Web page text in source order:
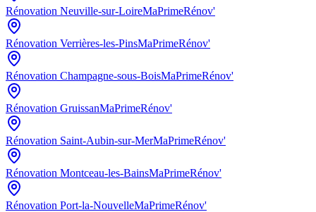
Rénovation Neuville-sur-LoireMaPrimeRénov'
Rénovation Verrières-les-PinsMaPrimeRénov'
Rénovation Champagne-sous-BoisMaPrimeRénov'
Rénovation GruissanMaPrimeRénov'
Rénovation Saint-Aubin-sur-MerMaPrimeRénov'
Rénovation Montceau-les-BainsMaPrimeRénov'
Rénovation Port-la-NouvelleMaPrimeRénov'